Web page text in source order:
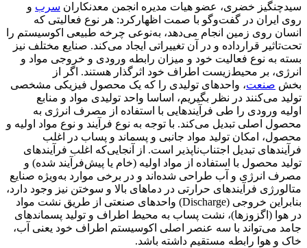
سیدچنگیز خضری، عضو هیات مدیره انجمن معدنکاران سرب و
روی ایران در گفت‌وگو با صمت اظهارکرد: هر نوع فعالیتی که
انسان روی زمین انجام می‌دهد، به‌نوعی چرخه طبیعی اکوسیستم را
تحت‌تاثیر قرارداده و در آن تغییراتی ایجاد می‌کند. صنایع مختلف نیز
بسته به نوع فعالیت خود و میزان رابطه ورودی و خروجی مواد و
انرژی، بر محیط‌زیست اطراف خود اثرگذار هستند. اگر از
بخش صنعت، واحدهای تولیدی را که یک محصول فیزیکی مشخصی
تولید می‌کنند در نظر بگیریم، اساسا واحد تولیدی مواد و منابع
اولیه ورودی را طی فرآیندهایی با استفاده از مصرف انرژی به
محصول اصلی تبدیل می‌کند. با توجه به نوع فرآیند و نوع مواد اولیه و
محصول، امکان تولید مواد جانبی و پسماند و پساب در اغلب
فرآیندهای تبدیل اجتناب‌ناپذیر است. از آنجایی‌که اغلب فرآیندهای
تولید محصول با استفاده از مواد اولیه (خام یا پیش‌فرآیند شده) و
مصرف انرژی و آب طراحی شده‌اند و در برخی موارد به‌ویژه صنایع
متالورژی فرآیندهای حرارتی در دماهای بالا و سوختن نیز وجود دارد،
بنابراین خروجی (Discharge) واحدهای صنعتی از طریق نشت مواد
در هوا (اگزوزها)، نشت پساب به محیط اطراف و تولید پسماندهای
جامد می‌تواند با سه عنصر اصلی اکوسیستم اطراف خود یعنی آب،
خاک و هوا رابطه مستقیم داشته باشد.